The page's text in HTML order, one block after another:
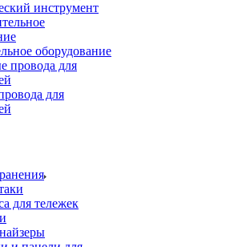
инструмент
оборудование
для
для тележек